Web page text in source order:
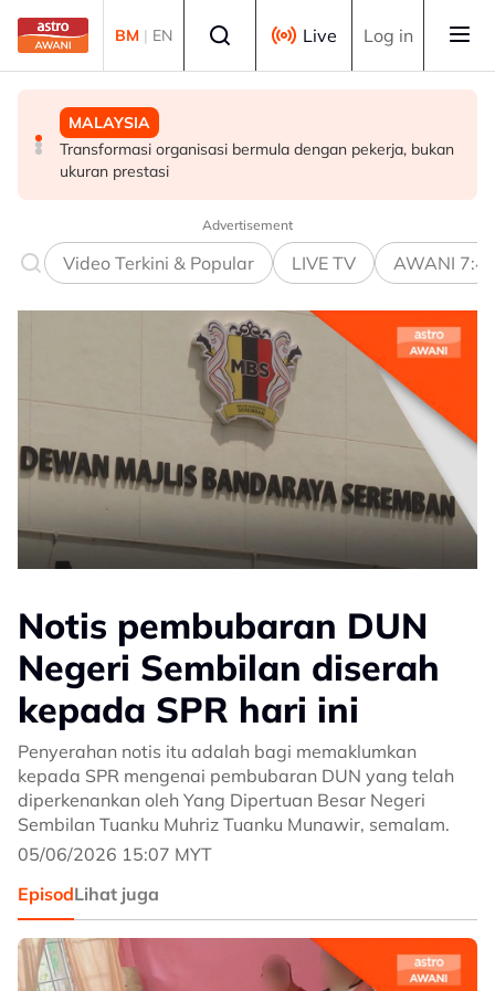
Skip to main content
BM | EN Live Log in
MALAYSIA
Takut bersuara boleh jejas usaha banteras rasuah -
Syed Ahmad Idid
DUNIA
Lapan negara kecam serangan Israel terhadap
kemudahan kesihatan, infrastruktur awam di Gaza
MALAYSIA
Transformasi organisasi bermula dengan pekerja, bukan
ukuran prestasi
Advertisement
Video Terkini & Popular LIVE TV AWANI
Notis pembubaran DUN
Negeri Sembilan diserah
kepada SPR hari ini
Penyerahan notis itu adalah bagi memaklumkan
kepada SPR mengenai pembubaran DUN yang telah
diperkenankan oleh Yang Dipertuan Besar Negeri
Sembilan Tuanku Muhriz Tuanku Munawir, semalam.
05/06/2026 15:07 MYT
EpisodLihat juga